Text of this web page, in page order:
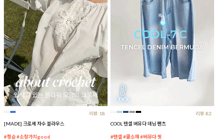
리뷰:18
[MADE] 크로셰 자수 블라우스
#청순 #소장가치good
리뷰:82
COOL 텐셀 버뮤다 데님 팬츠
#텐셀 #쿨소재 #버뮤다 핏